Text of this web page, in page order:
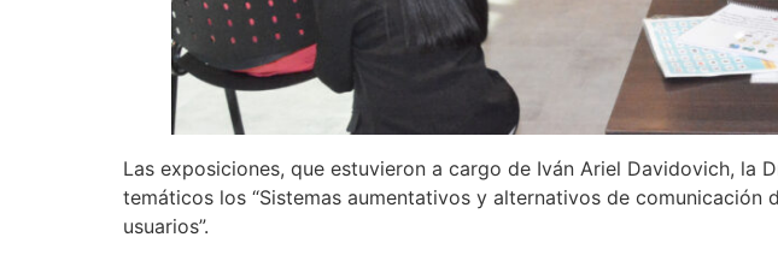
Las exposiciones, que estuvieron a cargo de Iván Ariel Davidovich, la
temáticos los “Sistemas aumentativos y alternativos de
usuarios”.